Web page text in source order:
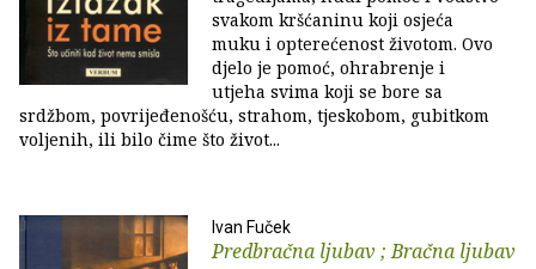
svakom kršćaninu koji osjeća
muku i opterećenost životom. Ovo
djelo je pomoć, ohrabrenje i
utjeha svima koji se bore sa
srdžbom, povrijeđenošću, strahom, tjeskobom, gubitkom
voljenih, ili bilo čime što život...
Ivan Fuček
Predbračna ljubav ; Bračna ljubav